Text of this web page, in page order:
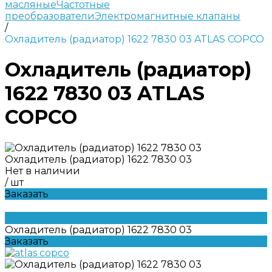
масляныеЧастотные
преобразователиЭлектромагнитные клапаны
/
Охладитель (радиатор) 1622 7830 03 ATLAS COPCO
Охладитель (радиатор)
1622 7830 03 ATLAS
COPCO
Охладитель (радиатор) 1622 7830 03
Нет в наличии
/ шт
Заказать
Охладитель (радиатор) 1622 7830 03
Заказать